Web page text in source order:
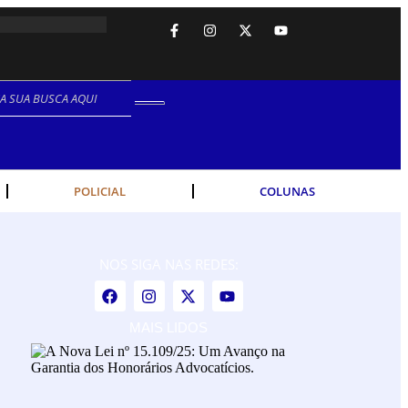
POLICIAL COLUNAS